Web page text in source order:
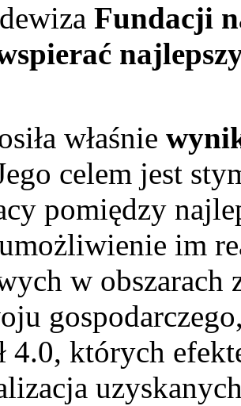
Fundacji
właśnie
celem jest
pomiędzy
im
w obszarach
4.0, których